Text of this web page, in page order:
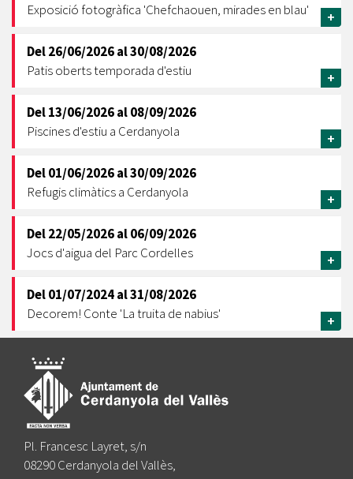
Exposició fotogràfica 'Chefchaouen, mirades en blau'
+
Del26/06/2026al30/08/2026
Patis oberts temporada d'estiu
+
Del13/06/2026al08/09/2026
Piscines d'estiu a Cerdanyola
+
Del01/06/2026al30/09/2026
Refugis climàtics a Cerdanyola
+
Del22/05/2026al06/09/2026
Jocs d'aigua del Parc Cordelles
+
Del01/07/2024al31/08/2026
Decorem! Conte 'La truita de nabius'
+
Pl. Francesc Layret, s/n
08290 Cerdanyola del Vallès,